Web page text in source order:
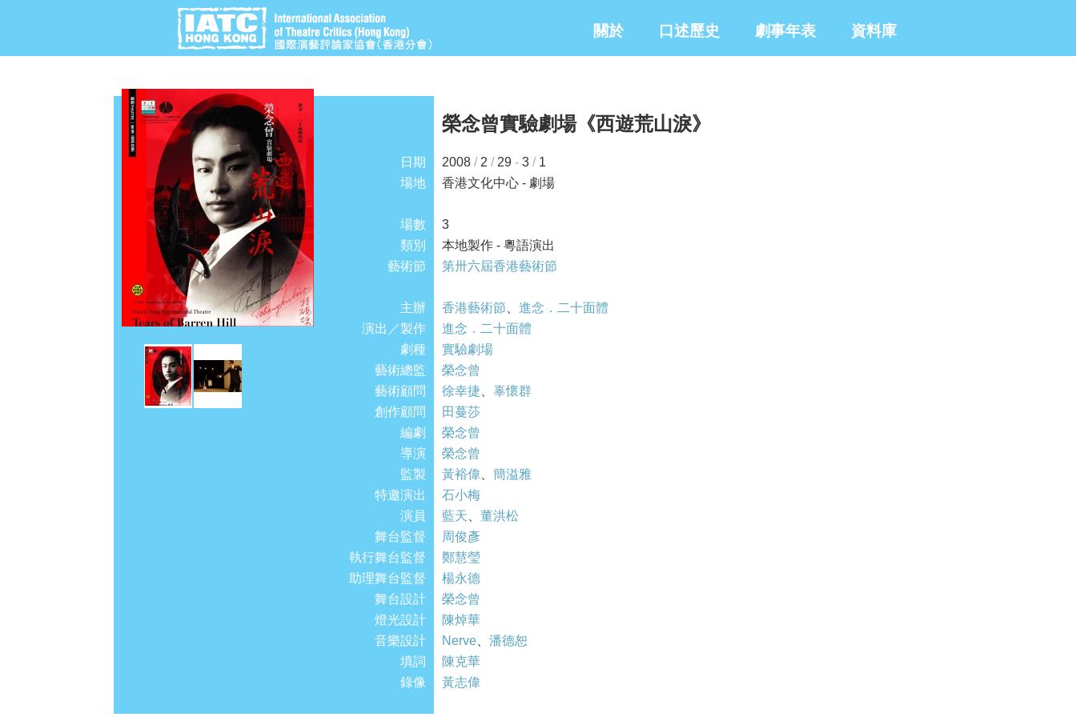
關於 口述歷史 劇事年表 資料庫
榮念曾實驗劇場《西遊荒山淚》
日期 2008 /2 /29 - 3 /1
場地
香港文化中心 - 劇場
場數
3
類別
本地製作 - 粵語演出
藝術節
第卅六屆香港藝術節
主辦 香港藝術節
進念．二十面體
演出／製作
進念．二十面體
劇種
實驗劇場
藝術總監
榮念曾
藝術顧問
徐幸捷
辜懷群
創作顧問
田蔓莎
編劇
榮念曾
導演
榮念曾
監製
黃裕偉
簡溢雅
特邀演出
石小梅
演員
藍天
董洪松
舞台監督
周俊彥
執行舞台監督
鄭慧瑩
助理舞台監督
楊永德
舞台設計
榮念曾
燈光設計
陳焯華
音樂設計
Nerve
潘德恕
填詞
陳克華
錄像
黃志偉